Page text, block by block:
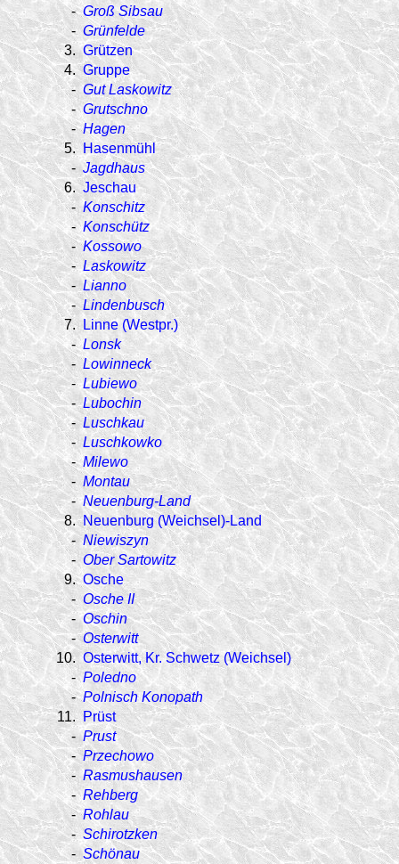
- Groß Sibsau
- Grünfelde
3. Grützen
4. Gruppe
- Gut Laskowitz
- Grutschno
- Hagen
5. Hasenmühl
- Jagdhaus
6. Jeschau
- Konschitz
- Konschütz
- Kossowo
- Laskowitz
- Lianno
- Lindenbusch
7.
Linne (Westpr.)
- Lonsk
- Lowinneck
- Lubiewo
- Lubochin
- Luschkau
- Luschkowko
- Milewo
- Montau
- Neuenburg-Land
8. Neuenburg (Weichsel)-Land
- Niewiszyn
- Ober Sartowitz
9. Osche
- Osche II
- Oschin
- Osterwitt
10. Osterwitt, Kr. Schwetz (Weichsel)
- Poledno
- Polnisch Konopath
11. Prüst
- Prust
- Przechowo
- Rasmushausen
- Rehberg
- Rohlau
- Schirotzken
- Schönau